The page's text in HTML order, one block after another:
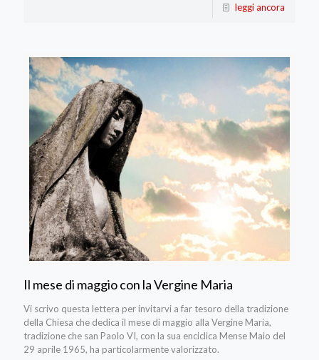
leggi ancora
Il mese di maggio con la Vergine Maria
Vi scrivo questa lettera per invitarvi a far tesoro della tradizione
della Chiesa che dedica il mese di maggio alla Vergine Maria,
tradizione che san Paolo VI, con la sua enciclica Mense Maio del
29 aprile 1965, ha particolarmente valorizzato.